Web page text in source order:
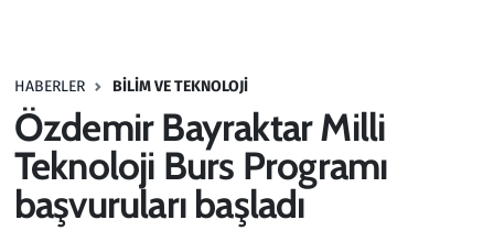
HABERLER BILIM VE TEKNOLOJI
Özdemir Bayraktar Milli
Teknoloji Burs Programı
başvuruları başladı
Haber
Kültür Sanat
Kurumsal Haberler